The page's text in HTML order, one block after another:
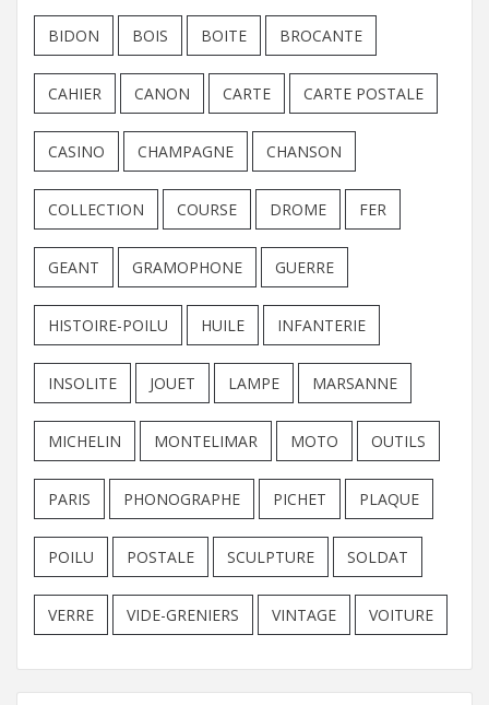
BIDON BOIS BOITE BROCANTE
CAHIER CANON CARTE CARTE POSTALE
CASINO CHAMPAGNE CHANSON
COLLECTION COURSE DROME FER
GEANT GRAMOPHONE GUERRE
HISTOIRE-POILU HUILE INFANTERIE
INSOLITE JOUET LAMPE MARSANNE
MICHELIN MONTELIMAR MOTO OUTILS
PARIS PHONOGRAPHE PICHET PLAQUE
POILU POSTALE SCULPTURE SOLDAT
VERRE VIDE-GRENIERS VINTAGE VOITURE